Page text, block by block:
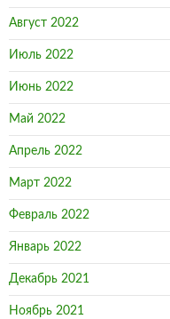
Август 2022
Июль 2022
Июнь 2022
Май 2022
Апрель 2022
Март 2022
Февраль 2022
Январь 2022
Декабрь 2021
Ноябрь 2021